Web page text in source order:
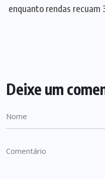
enquanto rendas recuam
Deixe um